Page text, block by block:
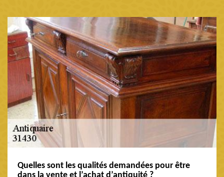
Quelles sont les qualités demandées pour être